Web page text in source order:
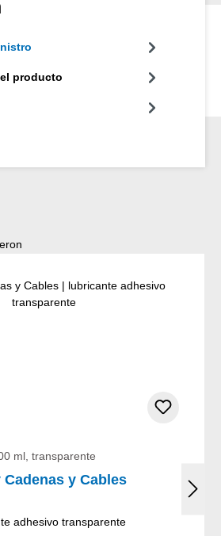
producto
ml, transparente
Cadenas y Cables
adhesivo transparente